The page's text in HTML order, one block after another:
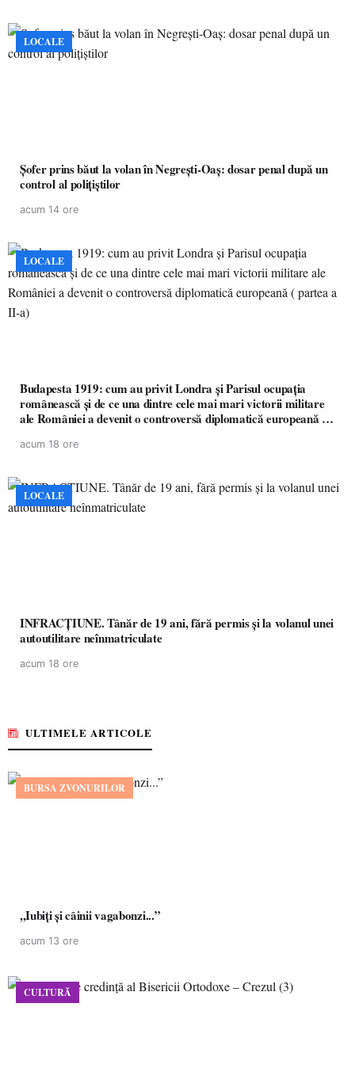
LOCALE
Șofer prins băut la volan în Negrești-Oaș: dosar penal după un
control al polițiștilor
acum 14 ore
LOCALE
Budapesta 1919: cum au privit Londra și Parisul ocupația
românească și de ce una dintre cele mai mari victorii militare
ale României a devenit o controversă diplomatică europeană (
acum 18 ore
LOCALE
INFRACȚIUNE. Tânăr de 19 ani, fără permis și la volanul unei
autoutilitare neînmatriculate
acum 18 ore
ULTIMELE ARTICOLE
BURSA ZVONURILOR
,,Iubiți și câinii vagabonzi...”
acum 13 ore
CULTURĂ